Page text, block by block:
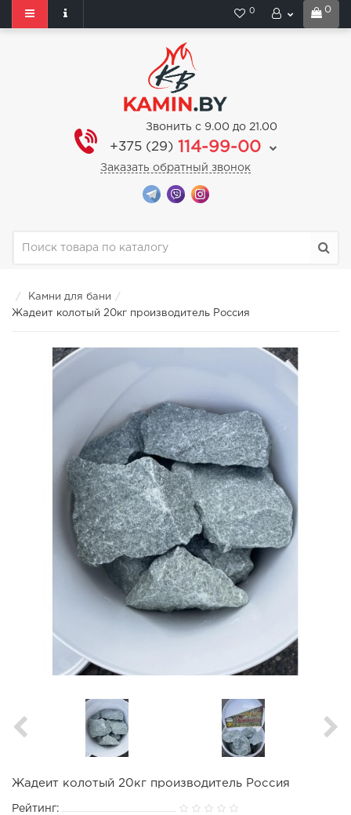
0
0
Звонить с 9.00 до 21.00
+375 (29) 114-99-00
Заказать обратный звонок
Камни для бани
Жадеит колотый 20кг производитель Россия
Жадеит колотый 20кг производитель Россия
Рейтинг: